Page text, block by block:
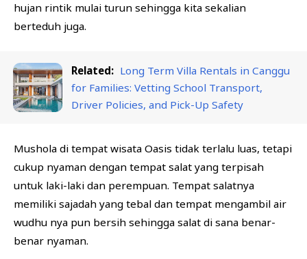
hujan rintik mulai turun sehingga kita sekalian
berteduh juga.
Related: Long Term Villa Rentals in Canggu
for Families: Vetting School Transport,
Driver Policies, and Pick-Up Safety
Mushola di tempat wisata Oasis tidak terlalu luas, tetapi
cukup nyaman dengan tempat salat yang terpisah
untuk laki-laki dan perempuan. Tempat salatnya
memiliki sajadah yang tebal dan tempat mengambil air
wudhu nya pun bersih sehingga salat di sana benar-
benar nyaman.